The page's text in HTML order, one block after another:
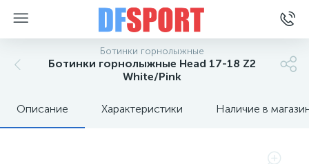
Ботинки горнолыжные
Ботинки горнолыжные Head 17-18 Z2
White/Pink
Описание Характеристики Наличие в